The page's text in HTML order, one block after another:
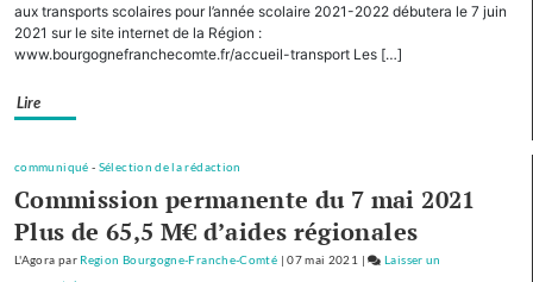
Régions,
la
Bourgogne-
d’investissement
pour
le
aux transports scolaires pour l’année scolaire 2021-2022 débutera le 7 juin
2021 sur le site internet de la Région :
www.bourgognefranchecomte.fr/accueil-transport Les […]
Lire
communiqué - Sélection de la rédaction
Commission permanente du 7 mai 2021
Plus de 65,5 M€ d’aides régionales
L'Agora par Region Bourgogne-Franche-Comté |07 mai 2021 |
Laisser un